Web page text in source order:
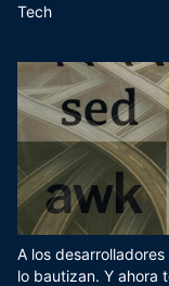
Tech
A los
lo bautizan. Y ahora